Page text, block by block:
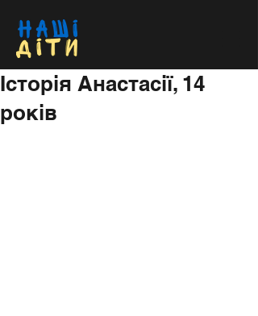
Історія Анастасії, 14
років